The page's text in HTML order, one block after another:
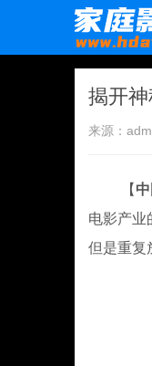
揭开
来源：
【
电影产业
但是重复